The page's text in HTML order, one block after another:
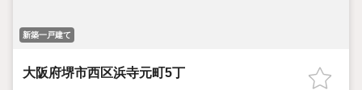
不動産購入や住宅ローンなど、お気軽にご相談ください
新築一戸建て
大阪府堺市西区浜寺元町5丁